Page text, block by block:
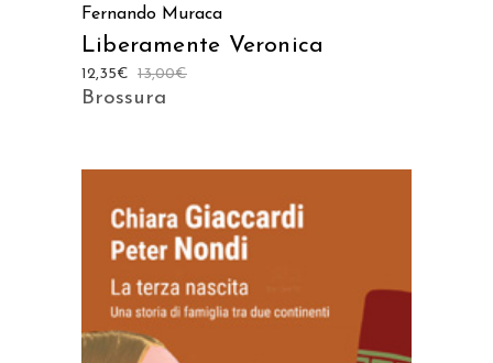
Fernando Muraca
Liberamente Veronica
13,00€
12,35€
Brossura